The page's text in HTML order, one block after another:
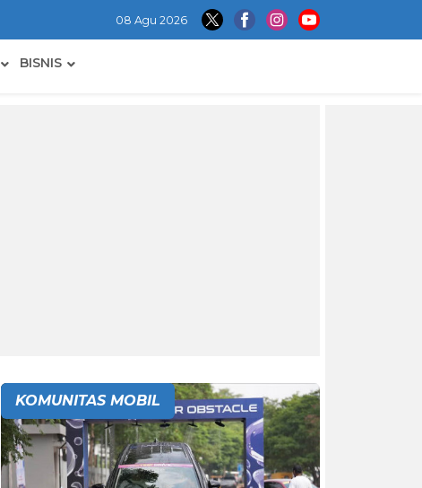
08 Agu 2026
BISNIS
KOMUNITAS MOBIL